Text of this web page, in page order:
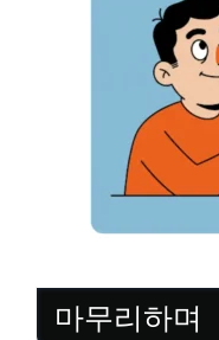
마무리하며